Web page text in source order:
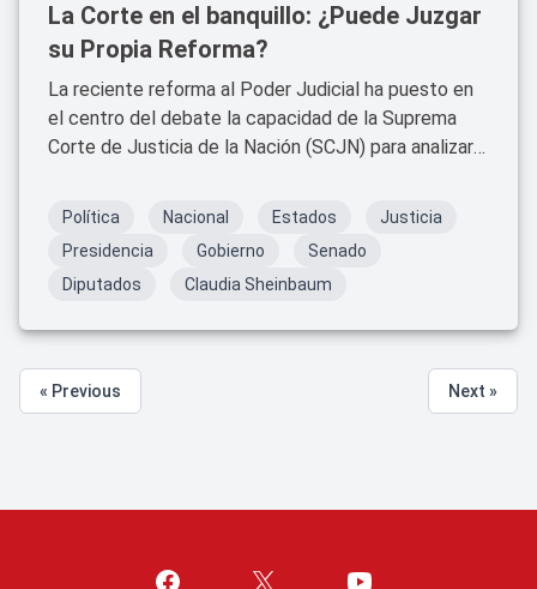
La Corte en el banquillo: ¿Puede Juzgar
su Propia Reforma?
La reciente reforma al Poder Judicial ha puesto en
el centro del debate la capacidad de la Suprema
Corte de Justicia de la Nación (SCJN) para analizar
cambios introducidos.
Política Nacional Estados
Justicia
Presidencia
Gobierno
Senado
Diputados
Claudia Sheinbaum
« Previous Next »